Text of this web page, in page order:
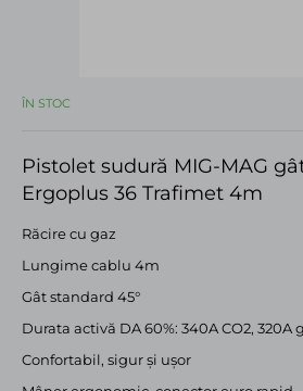
ÎN STOC
Pistolet sudură MIG-MAG
Ergoplus 36 Trafimet 4m
Răcire cu gaz
Lungime cablu 4m
Gât standard 45°
Durata activă DA 60%: 340A CO2, 320A
Confortabil, sigur și ușor